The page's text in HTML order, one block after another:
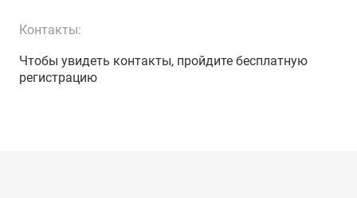
Контакты:
Чтобы увидеть контакты, пройдите бесплатную
регистрацию